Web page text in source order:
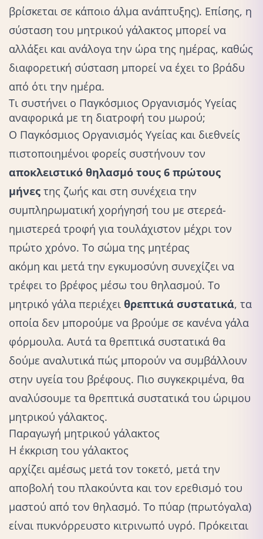
βρίσκεται σε κάποιο άλμα ανάπτυξης). Επίσης, η
σύσταση του μητρικού γάλακτος μπορεί να
αλλάξει και ανάλογα την ώρα της ημέρας, καθώς
διαφορετική σύσταση μπορεί να έχει το βράδυ
από ότι την ημέρα.
Τι συστήνει ο Παγκόσμιος Οργανισμός Υγείας
αναφορικά με τη διατροφή του μωρού;
Ο Παγκόσμιος Οργανισμός Υγείας και διεθνείς
πιστοποιημένοι φορείς συστήνουν τον
αποκλειστικό θηλασμό τους 6 πρώτους
μήνες της ζωής και στη συνέχεια την
συμπληρωματική χορήγησή του με στερεά-
ημιστερεά τροφή για τουλάχιστον μέχρι τον
πρώτο χρόνο. Το σώμα της μητέρας
ακόμη και μετά την εγκυμοσύνη συνεχίζει να
τρέφει το βρέφος μέσω του θηλασμού. Το
μητρικό γάλα περιέχει θρεπτικά συστατικά, τα
οποία δεν μπορούμε να βρούμε σε κανένα γάλα
φόρμουλα. Αυτά τα θρεπτικά συστατικά θα
δούμε αναλυτικά πώς μπορούν να συμβάλλουν
στην υγεία του βρέφους. Πιο συγκεκριμένα, θα
αναλύσουμε τα θρεπτικά συστατικά του ώριμου
μητρικού γάλακτος.
Παραγωγή μητρικού γάλακτος
Η έκκριση του γάλακτος
αρχίζει αμέσως μετά τον τοκετό, μετά την
αποβολή του πλακούντα και τον ερεθισμό του
μαστού από τον θηλασμό. Το πύαρ (πρωτόγαλα)
είναι πυκνόρρευστο κιτρινωπό υγρό. Πρόκειται